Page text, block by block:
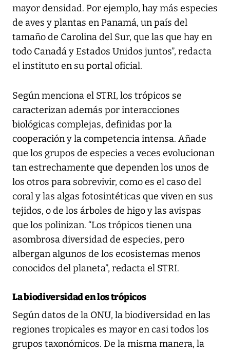
mayor densidad. Por ejemplo, hay más especies
de aves y plantas en Panamá, un país del
tamaño de Carolina del Sur, que las que hay en
todo Canadá y Estados Unidos juntos”, redacta
el instituto en su portal oficial.
Según menciona el STRI, los trópicos se
caracterizan además por interacciones
biológicas complejas, definidas por la
cooperación y la competencia intensa. Añade
que los grupos de especies a veces evolucionan
tan estrechamente que dependen los unos de
los otros para sobrevivir, como es el caso del
coral y las algas fotosintéticas que viven en sus
tejidos, o de los árboles de higo y las avispas
que los polinizan. “Los trópicos tienen una
asombrosa diversidad de especies, pero
albergan algunos de los ecosistemas menos
conocidos del planeta”, redacta el STRI.
La biodiversidad en los trópicos
Según datos de la ONU, la biodiversidad en las
regiones tropicales es mayor en casi todos los
grupos taxonómicos. De la misma manera, la